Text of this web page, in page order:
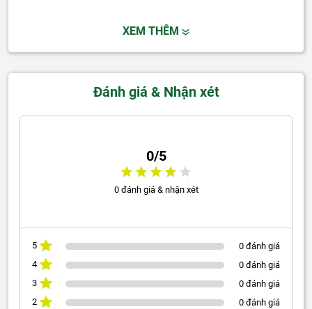
XEM THÊM
Đánh giá & Nhận xét
0/5
0 đánh giá & nhận xét
5
0 đánh giá
4
0 đánh giá
3
0 đánh giá
2
0 đánh giá